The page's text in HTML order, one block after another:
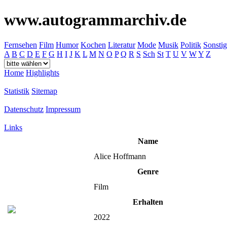
www.autogrammarchiv.de
Fernsehen Film Humor Kochen Literatur Mode Musik Politik
A B C D E F G H I J K L M N O P Q R S Sch St T U V WY Z
Home Highlights
Statistik Sitemap
Datenschutz Impressum
Links
Name
Alice Hoffmann
Genre
Film
Erhalten
2022